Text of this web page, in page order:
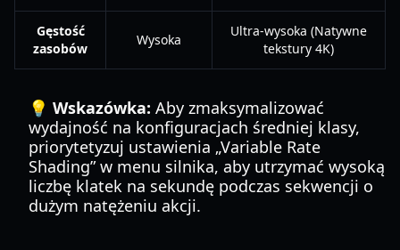
Gęstość
zasobów
Wysoka
Ultra-wysoka (Natywne
tekstury 4K)
💡 Wskazówka: Aby zmaksymalizować
wydajność na konfiguracjach średniej klasy,
priorytetyzuj ustawienia „Variable Rate
Shading” w menu silnika, aby utrzymać wysoką
liczbę klatek na sekundę podczas sekwencji o
dużym natężeniu akcji.